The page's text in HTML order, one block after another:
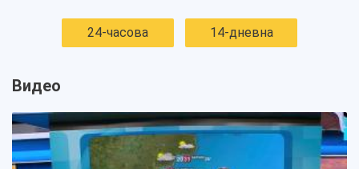
24-часова 14-дневна
Видео